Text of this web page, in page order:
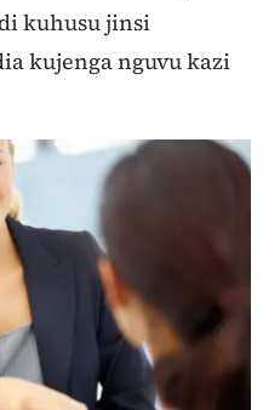
kuhusu jinsi
kujenga nguvu kazi